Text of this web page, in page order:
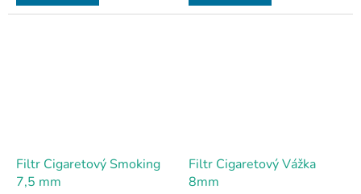
Filtr Cigaretový Smoking
7,5 mm
Filtr Cigaretový Vážka
8mm